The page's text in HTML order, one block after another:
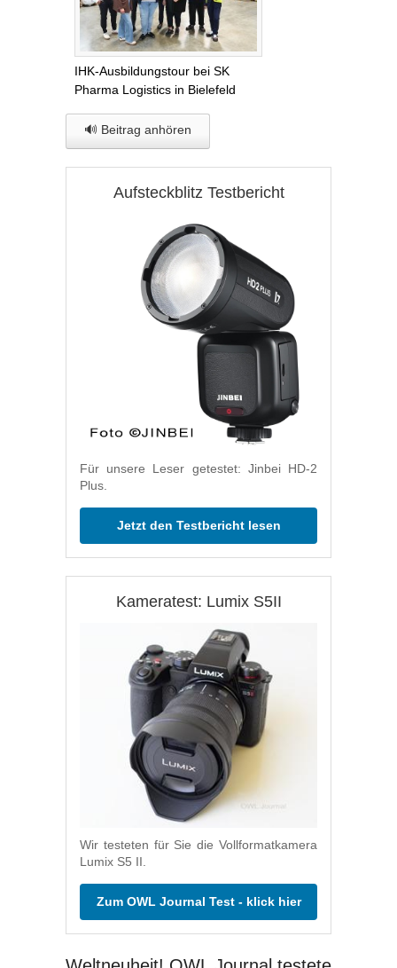
IHK-Ausbildungstour bei SK
Pharma Logistics in Bielefeld
🔊 Beitrag anhören
Aufsteckblitz Testbericht
Für unsere Leser getestet: Jinbei HD-2
Plus.
Jetzt den Testbericht lesen
Kameratest: Lumix S5II
Wir testeten für Sie die Vollformatkamera
Lumix S5 II.
Zum OWL Journal Test - klick hier